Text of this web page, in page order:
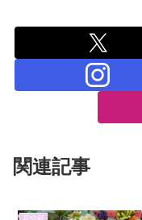
関連記事
花情報